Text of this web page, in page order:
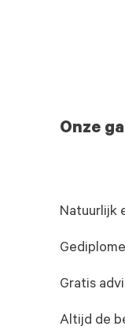
Onze
Natuurlijk
Gratis
Altijd de